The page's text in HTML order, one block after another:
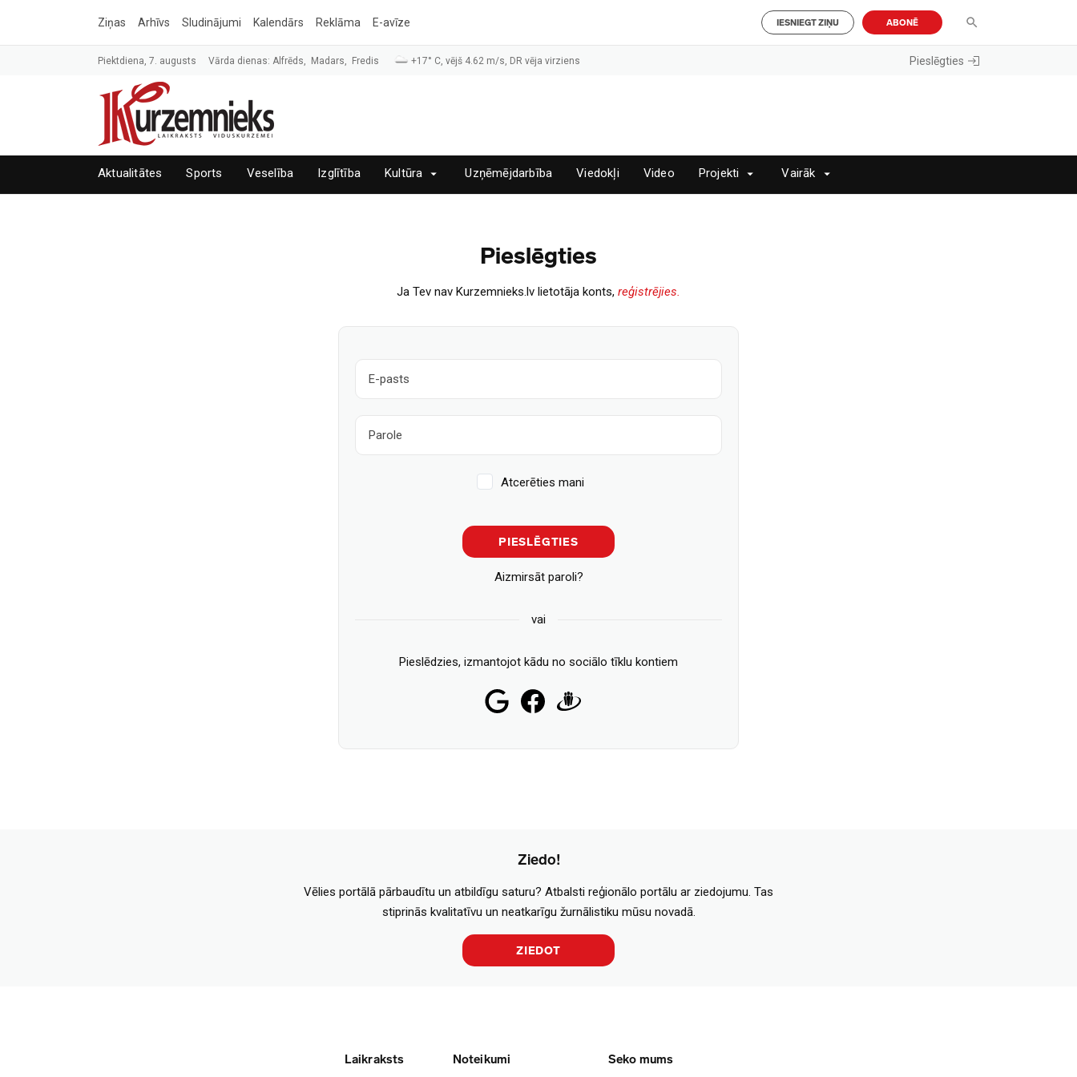
Ziņas Arhīvs Sludinājumi Kalendārs Reklāma E-avīze IESNIEGT ZIŅU ABONĒ
Piektdiena, 7. augusts Vārda dienas: Alfrēds, Madars, Fredis +17° C, vējš 4.62 m/s, DR vēja virziens Pieslēgties
Aktualitātes Sports Veselība Izglītība Kultūra Uzņēmējdarbība Viedokļi Video Projekti Vairāk
Pieslēgties
Ja Tev nav Kurzemnieks.lv lietotāja konts, reģistrējies.
Atcerēties mani
PIESLĒGTIES
Aizmirsāt paroli?
vai
Pieslēdzies, izmantojot kādu no sociālo tīklu kontiem
Ziedo!
Vēlies portālā pārbaudītu un atbildīgu saturu? Atbalsti reģionālo portālu ar ziedojumu. Tas
stiprinās kvalitatīvu un neatkarīgu žurnālistiku mūsu novadā.
ZIEDOT
Laikraksts Noteikumi Seko mums